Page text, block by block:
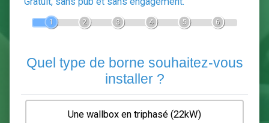
Devis Pose de borne de
En 5 minutes, demandez3 devis comparatifs
Gratuit, sans pub et sans engagement.
2 3 6